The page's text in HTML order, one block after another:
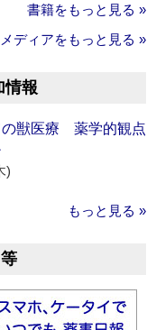
書籍をもっと見る »
ディアをもっと見る »
情報
の獣医療 薬学的観点
)
もっと見る »